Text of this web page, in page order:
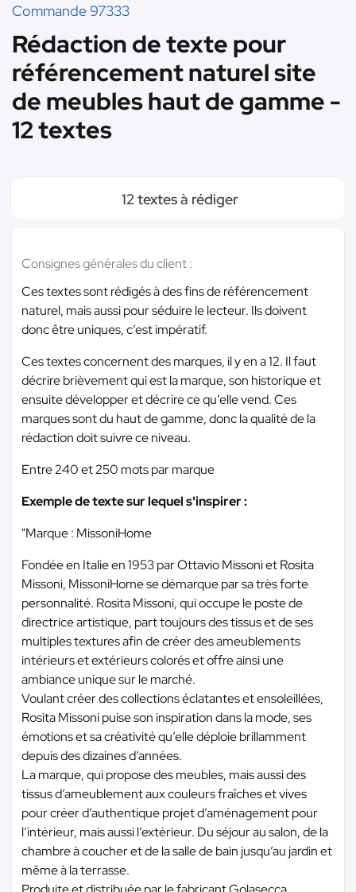
Commande 97333
Rédaction de texte pour
référencement naturel site
de meubles haut de gamme -
12 textes
12 textes à rédiger
Consignes générales du client :
Ces textes sont rédigés à des fins de référencement
naturel, mais aussi pour séduire le lecteur. Ils doivent
donc être uniques, c’est impératif.
Ces textes concernent des marques, il y en a 12. Il faut
décrire brièvement qui est la marque, son historique et
ensuite développer et décrire ce qu’elle vend. Ces
marques sont du haut de gamme, donc la qualité de la
rédaction doit suivre ce niveau.
Entre 240 et 250 mots par marque
Exemple de texte sur lequel s'inspirer :
"Marque : MissoniHome
Fondée en Italie en 1953 par Ottavio Missoni et Rosita
Missoni, MissoniHome se démarque par sa très forte
personnalité. Rosita Missoni, qui occupe le poste de
directrice artistique, part toujours des tissus et de ses
multiples textures afin de créer des ameublements
intérieurs et extérieurs colorés et offre ainsi une
ambiance unique sur le marché.
Voulant créer des collections éclatantes et ensoleillées,
Rosita Missoni puise son inspiration dans la mode, ses
émotions et sa créativité qu’elle déploie brillamment
depuis des dizaines d’années.
La marque, qui propose des meubles, mais aussi des
tissus d’ameublement aux couleurs fraîches et vives
pour créer d’authentique projet d’aménagement pour
l’intérieur, mais aussi l’extérieur. Du séjour au salon, de la
chambre à coucher et de la salle de bain jusqu’au jardin et
même à la terrasse.